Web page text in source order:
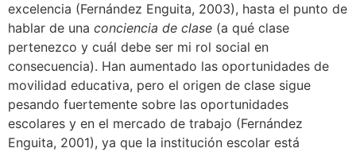
excelencia (Fernández Enguita, 2003), hasta el punto de
hablar de una conciencia de clase (a qué clase
pertenezco y cuál debe ser mi rol social en
consecuencia). Han aumentado las oportunidades de
movilidad educativa, pero el origen de clase sigue
pesando fuertemente sobre las oportunidades
escolares y en el mercado de trabajo (Fernández
Enguita, 2001), ya que la institución escolar está